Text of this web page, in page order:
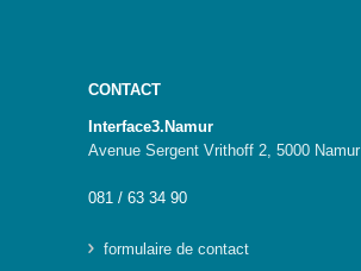
CONTACT
Interface3.Namur
Avenue Sergent Vrithoff 2, 5000 Namur
081 / 63 34 90
formulaire de contact